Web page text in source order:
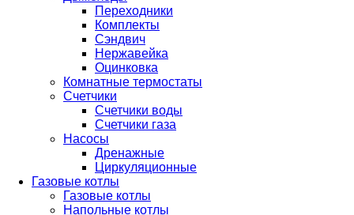
Переходники
Комплекты
Сэндвич
Нержавейка
Оцинковка
Комнатные термостаты
Счетчики
Счетчики воды
Счетчики газа
Насосы
Дренажные
Циркуляционные
Газовые котлы
Газовые котлы
Напольные котлы